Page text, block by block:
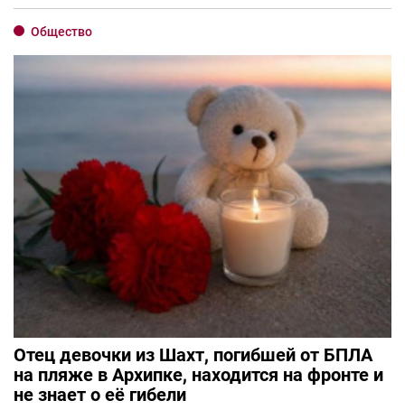
Общество
Отец девочки из Шахт, погибшей от БПЛА
на пляже в Архипке, находится на фронте и
не знает о её гибели